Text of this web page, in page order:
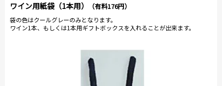
ワイン用紙袋（1本用） （有料176円）
袋の色はクールグレーのみとなります。
ワイン1本、もしくは1本用ギフトボックスを入れることが出来ます。